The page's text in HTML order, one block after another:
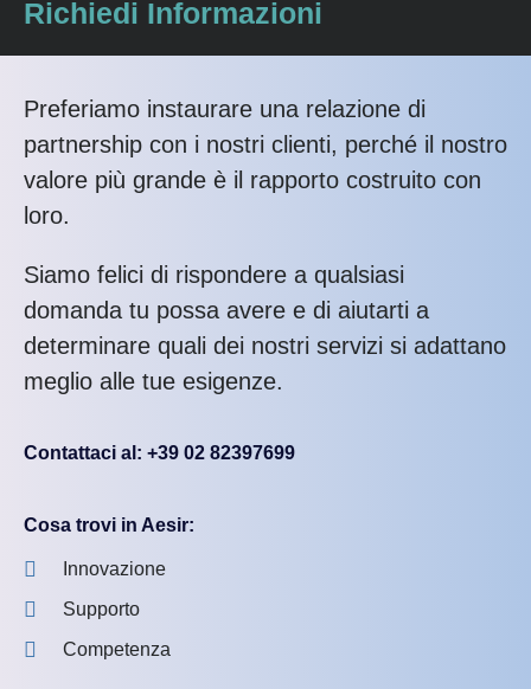
Richiedi Informazioni
Preferiamo instaurare una relazione di
partnership con i nostri clienti, perché il nostro
valore più grande è il rapporto costruito con
loro.
Siamo felici di rispondere a qualsiasi
domanda tu possa avere e di aiutarti a
determinare quali dei nostri servizi si adattano
meglio alle tue esigenze.
Contattaci al: +39 02 82397699
Cosa trovi in Aesir:
Innovazione
Supporto
Competenza